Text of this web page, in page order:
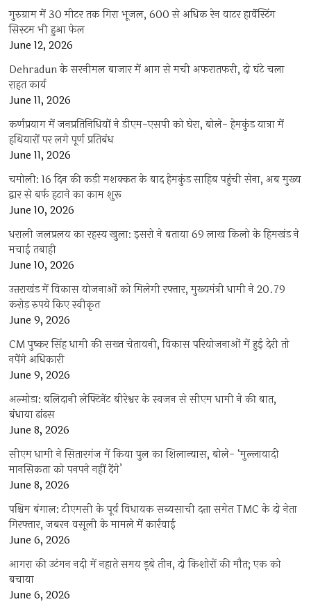
गुरुग्राम में 30 मीटर तक गिरा भूजल, 600 से अधिक रेन वाटर हार्वेस्टिंग
सिस्टम भी हुआ फेल
June 12, 2026
Dehradun के सरनीमल बाजार में आग से मची अफरातफरी, दो घंटे चला
राहत कार्य
June 11, 2026
कर्णप्रयाग में जनप्रतिनिधियों ने डीएम-एसपी को घेरा, बोले- हेमकुंड यात्रा में
हथियारों पर लगे पूर्ण प्रतिबंध
June 11, 2026
चमोली: 16 दिन की कड़ी मशक्कत के बाद हेमकुंड साहिब पहुंची सेना, अब मुख्य
द्वार से बर्फ हटाने का काम शुरू
June 10, 2026
धराली जलप्रलय का रहस्य खुला: इसरो ने बताया 69 लाख किलो के हिमखंड ने
मचाई तबाही
June 10, 2026
उत्तराखंड में विकास योजनाओं को मिलेगी रफ्तार, मुख्यमंत्री धामी ने 20.79
करोड़ रुपये किए स्वीकृत
June 9, 2026
CM पुष्कर सिंह धामी की सख्त चेतावनी, विकास परियोजनाओं में हुई देरी तो
नपेंगे अधिकारी
June 9, 2026
अल्मोड़ा: बलिदानी लेफ्टिनेंट बीरेश्वर के स्वजन से सीएम धामी ने की बात,
बंधाया ढांढस
June 8, 2026
सीएम धामी ने सितारगंज में किया पुल का शिलान्यास, बोले- ‘मुल्लावादी
मानसिकता को पनपने नहीं देंगे’
June 8, 2026
पश्चिम बंगाल: टीएमसी के पूर्व विधायक सब्यसाची दत्ता समेत TMC के दो नेता
गिरफ्तार, जबरन वसूली के मामले में कार्रवाई
June 6, 2026
आगरा की उटंगन नदी में नहाते समय डूबे तीन, दो किशोरों की मौत; एक को
बचाया
June 6, 2026